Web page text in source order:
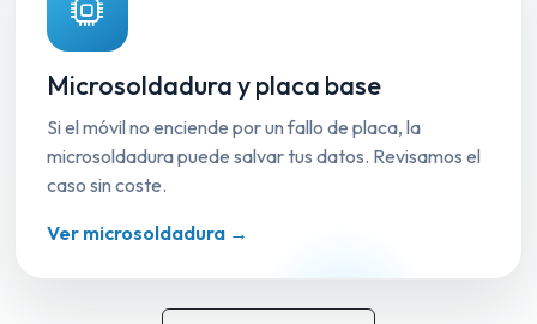
Microsoldadura y placa base
Si el móvil no enciende por un fallo de placa, la
microsoldadura puede salvar tus datos. Revisamos el
caso sin coste.
Ver microsoldadura →